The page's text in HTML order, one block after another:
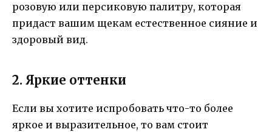
розовую или персиковую палитру, которая
придаст вашим щекам естественное сияние и
здоровый вид.
2. Яркие оттенки
Если вы хотите испробовать что-то более
яркое и выразительное, то вам стоит